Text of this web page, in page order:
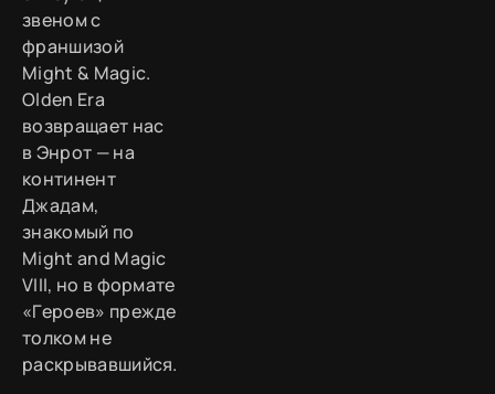
звеном с
франшизой
Might & Magic.
Olden Era
возвращает нас
в Энрот — на
континент
Джадам,
знакомый по
Might and Magic
VIII, но в формате
«Героев» прежде
толком не
раскрывавшийся.